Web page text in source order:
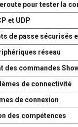
pour tester la
et UDP
de passe sécurisés
réseau
des commandes
de connectivité
de connexion
des compétences